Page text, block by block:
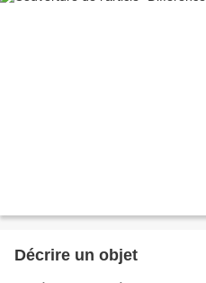
Décrire un objet